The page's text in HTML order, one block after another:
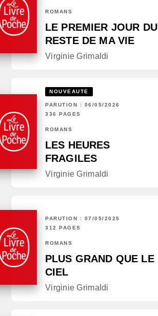
ROMANS
LE PREMIER JOUR DU
RESTE DE MA VIE
Virginie Grimaldi
NOUVEAUTÉ
PARUTION : 06/05/2026
336 PAGES
ROMANS
LES HEURES
FRAGILES
Virginie Grimaldi
PARUTION : 07/05/2025
312 PAGES
ROMANS
PLUS GRAND QUE LE
CIEL
Virginie Grimaldi